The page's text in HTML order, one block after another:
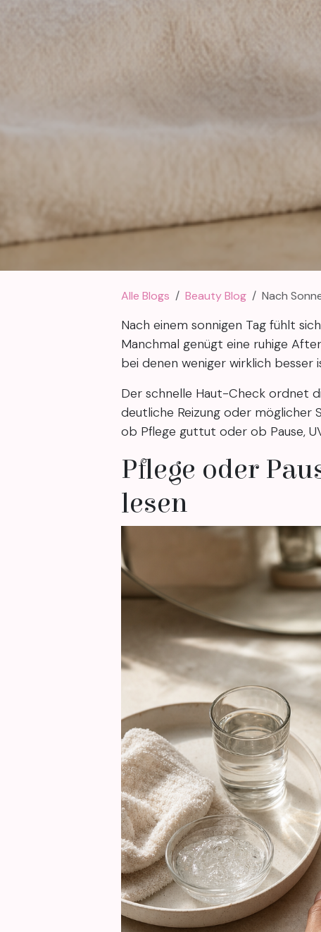
Alle Blogs Beauty Blog Nach
Nach einem sonnigen Tag fühlt
Manchmal genügt eine ruhige
bei denen weniger wirklich besser
Der schnelle Haut-Check ordnet
deutliche Reizung oder möglicher
ob Pflege guttut oder ob Pause,
Pflege oder
lesen